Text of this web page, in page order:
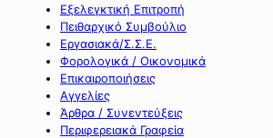
Εξελεγκτική Επιτροπή
Πειθαρχικό Συμβούλιο
Εργασιακά/Σ.Σ.Ε.
Φορολογικά / Οικονομικά
Επικαιροποιήσεις
Αγγελίες
Άρθρα / Συνεντεύξεις
Περιφερειακά Γραφεία